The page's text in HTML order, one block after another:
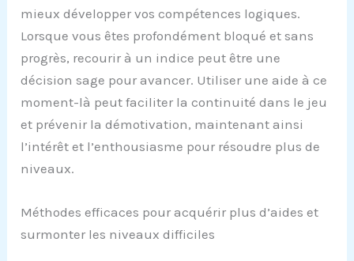
mieux développer vos compétences logiques.
Lorsque vous êtes profondément bloqué et sans
progrès, recourir à un indice peut être une
décision sage pour avancer. Utiliser une aide à ce
moment-là peut faciliter la continuité dans le jeu
et prévenir la démotivation, maintenant ainsi
l’intérêt et l’enthousiasme pour résoudre plus de
niveaux.
Méthodes efficaces pour acquérir plus d’aides et
surmonter les niveaux difficiles